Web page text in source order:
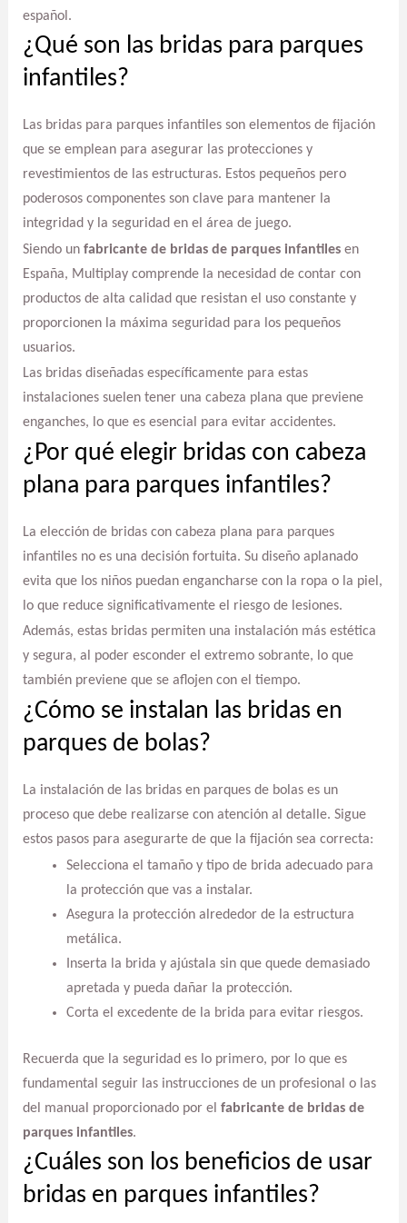
español.
¿Qué son las bridas para parques
infantiles?
Las bridas para parques infantiles son elementos de fijación
que se emplean para asegurar las protecciones y
revestimientos de las estructuras. Estos pequeños pero
poderosos componentes son clave para mantener la
integridad y la seguridad en el área de juego.
Siendo un fabricante de bridas de parques infantilesen
España, Multiplay comprende la necesidad de contar con
productos de alta calidad que resistan el uso constante y
proporcionen la máxima seguridad para los pequeños
usuarios.
Las bridas diseñadas específicamente para estas
instalaciones suelen tener una cabeza plana que previene
enganches, lo que es esencial para evitar accidentes.
¿Por qué elegir bridas con cabeza
plana para parques infantiles?
La elección de bridas con cabeza plana para parques
infantiles no es una decisión fortuita. Su diseño aplanado
evita que los niños puedan engancharse con la ropa o la piel,
lo que reduce significativamente el riesgo de lesiones.
Además, estas bridas permiten una instalación más estética
y segura, al poder esconder el extremo sobrante, lo que
también previene que se aflojen con el tiempo.
¿Cómo se instalan las bridas en
parques de bolas?
La instalación de las bridas en parques de bolas es un
proceso que debe realizarse con atención al detalle. Sigue
estos pasos para asegurarte de que la fijación sea correcta:
Selecciona el tamaño y tipo de brida adecuado para
la protección que vas a instalar.
Asegura la protección alrededor de la estructura
metálica.
Inserta la brida y ajústala sin que quede demasiado
apretada y pueda dañar la protección.
Corta el excedente de la brida para evitar riesgos.
Recuerda que la seguridad es lo primero, por lo que es
fundamental seguir las instrucciones de un profesional o las
del manual proporcionado por el fabricante de bridas de
parques infantiles.
¿Cuáles son los beneficios de usar
bridas en parques infantiles?